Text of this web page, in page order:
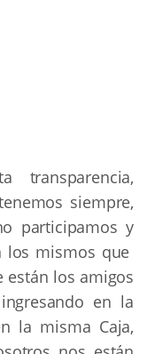
transparencia,
siempre,
participamos y
los mismos que
están los amigos
en la
la misma Caja,